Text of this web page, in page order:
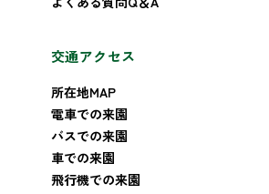
交通アクセス
所在地MAP
電車での来園
バスでの来園
車での来園
飛行機での来園